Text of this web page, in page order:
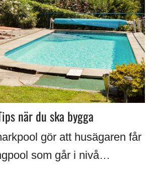
när du ska bygga
gör att husägaren får
som går i nivå…